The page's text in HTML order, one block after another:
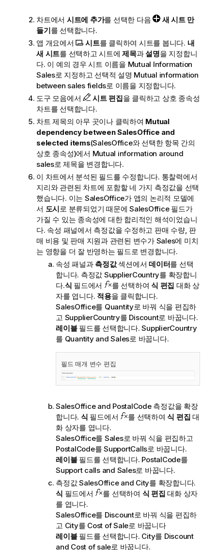
차트에서 시트에 추가를 선택한 다음
새 시트 만
들기를 선택합니다.
앱 개요에서
시트를 클릭하여 시트를 봅니다. 내
새 시트를 선택하고 시트에제목과설명을 지정합니
다. 이 예의 경우 시트 이름을 Mutual Information
Sales로 지정하고 선택적 설명 Mutual information
between sales fields로 이름을 지정합니다.
도구 모음에서
시트 편집을 클릭하고 상호 종속성
차트를 선택합니다.
차트 제목의 아무 곳이나 클릭하여 Mutual
dependency between SalesOffice and
selected items(SalesOffice와 선택한 항목 간의
상호 종속성)에서 Mutual information around
sales로 제목을 변경합니다.
이 차트에서 분석된 필드를 수정합니다. 통찰력에서
지리와 관련된 차트에 포함할 네 가지 측정값을 선택
했습니다. 이는 SalesOffice가 앱의 논리적 모델에
서 도시로 분류되었기 때문에 SalesOffice필드가
가질 수 있는 종속성에 대한 합리적인 해석이었습니
다. 속성 패널에서 측정값을 수정하고 판매 수량, 판
매 비용 및 판매 지원과 관련된 변수가 Sales에 미치
는 영향을 더 잘 반영하는 필드로 변경합니다.
속성 패널과 측정값섹션에서 데이터를 선택
합니다. 측정값 SupplierCountry를 확장합니
다.식 필드에서 를 선택하여 식 편집 대화 상
자를 엽니다. 적용을 클릭합니다.
SalesOffice를 Quantity로 바꿔 식을 편집하
고 SupplierCountry를 Discount로 바꿉니다.
레이블필드를 선택합니다.SupplierCountry
를 Quantity and Sales로 바꿉니다.
필드 매개 변수 편집
SalesOffice and PostalCode측정값을 확장
합니다. 식 필드에서 를 선택하여 식 편집 대
화 상자를 엽니다.
SalesOffice를 Sales로 바꿔 식을 편집하고
PostalCode를 SupportCalls로 바꿉니다.
레이블필드를 선택합니다. PostalCode를
Support calls and Sales로 바꿉니다.
측정값SalesOffice and City를 확장합니다.
식 필드에서 를 선택하여 식 편집 대화 상자
를 엽니다.
SalesOffice를 Discount로 바꿔 식을 편집하
고 City를 Cost of Sale로 바꿉니다
레이블필드를 선택합니다. City를 Discount
and Cost of sale로 바꿉니다.